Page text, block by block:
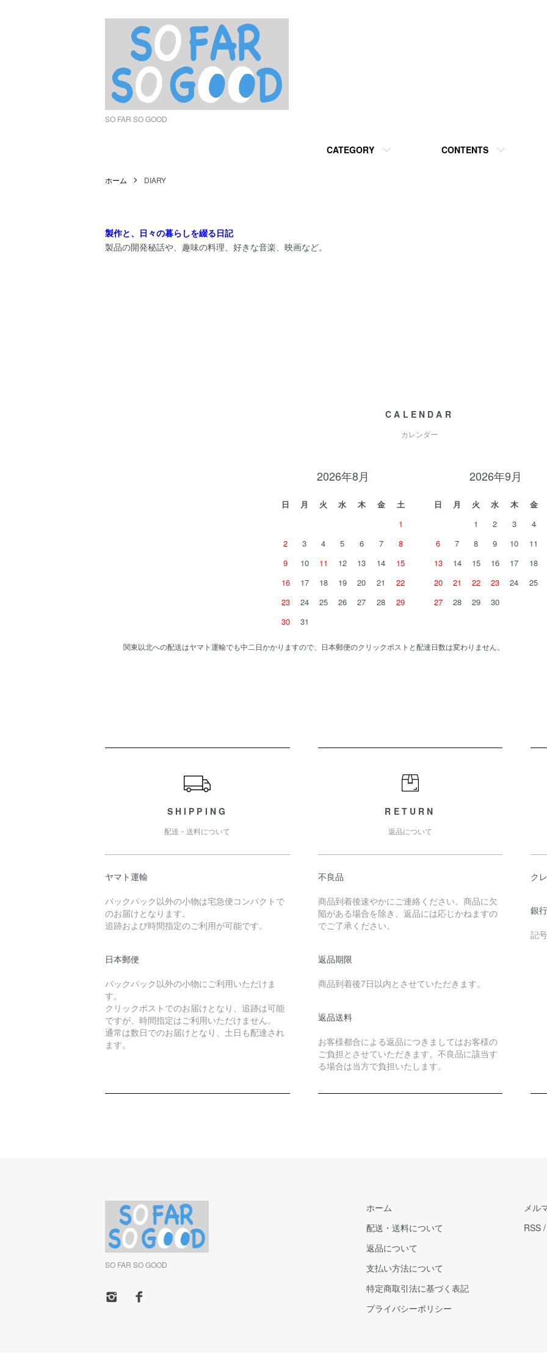
SO FAR SO GOOD
CATEGORY CONTENTS
ホーム DIARY
製作と、日々の暮らしを綴る日記
製品の開発秘話や、趣味の料理、好きな音楽、映画など。
CALENDAR
カレンダー
2026年8月
日 月 火 水 木 金
土
1
2
3 4 5 6 7
8
9
10 11 12 13 14
15
16
17 18 19 20 21
22
23
24 25 26 27 28
29
30
31
2026年9月
日 月 火 水 木 金
1
2 3 4
6
7 8 9 10 11
13
14 15 16 17 18
20
21 22 23 24 25
27
28 29 30
関東以北への配送はヤマト運輸でも中二日かかりますので、日本郵便のクリックポストと配達日数は変わりません。
SHIPPING
配送・送料について
ヤマト運輸
バックパック以外の小物は宅急便コンパクトで
のお届けとなります。
追跡および時間指定のご利用が可能です。
日本郵便
バックパック以外の小物にご利用いただけま
す。
クリックポストでのお届けとなり、追跡は可能
ですが、時間指定はご利用いただけません。
通常は数日でのお届けとなり、土日も配達され
ます。
RETURN
返品について
不良品
商品到着後速やかにご連絡ください。商品に欠
陥がある場合を除き、返品には応じかねますの
でご了承ください。
返品期限
商品到着後7日以内とさせていただきます。
返品送料
お客様都合による返品につきましてはお客様の
ご負担とさせていただきます。不良品に該当す
る場合は当方で負担いたします。
ク
銀
記
SO FAR SO GOOD
ホーム
配送・送料について
返品について
支払い方法について
特定商取引法に基づく表記
プライバシーポリシー
メル
RSS /